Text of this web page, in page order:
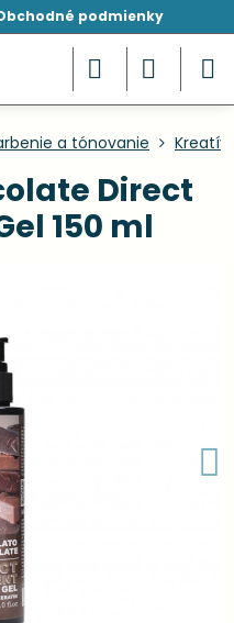
podmienky
a tónovanie
Direct
150 ml